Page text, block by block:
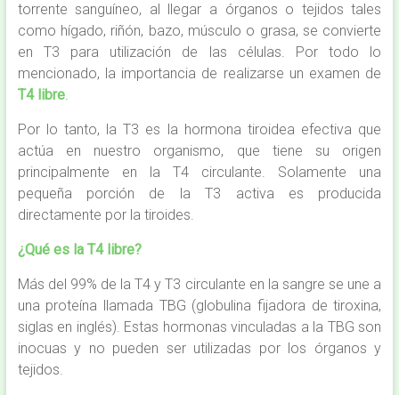
torrente sanguíneo, al llegar a órganos o tejidos tales
como hígado, riñón, bazo, músculo o grasa, se convierte
en T3 para utilización de las células. Por todo lo
mencionado, la importancia de realizarse un examen de
T4 libre.
Por lo tanto, la T3 es la hormona tiroidea efectiva que
actúa en nuestro organismo, que tiene su origen
principalmente en la T4 circulante. Solamente una
pequeña porción de la T3 activa es producida
directamente por la tiroides.
¿Qué es la T4 libre?
Más del 99% de la T4 y T3 circulante en la sangre se une a
una proteína llamada TBG (globulina fijadora de tiroxina,
siglas en inglés). Estas hormonas vinculadas a la TBG son
inocuas y no pueden ser utilizadas por los órganos y
tejidos.